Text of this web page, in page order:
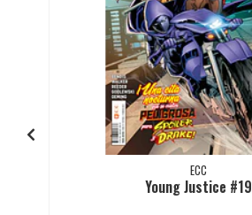
ECC
Young Justice #19